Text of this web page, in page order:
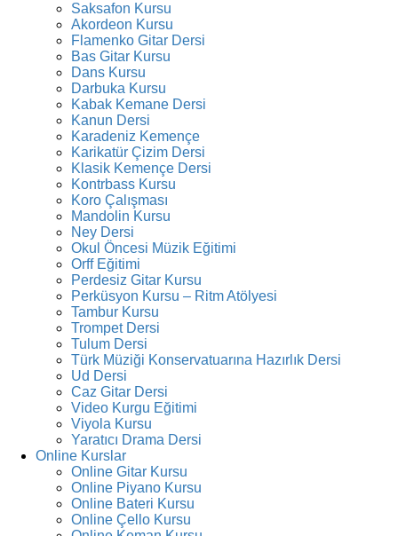
Saksafon Kursu
Akordeon Kursu
Flamenko Gitar Dersi
Bas Gitar Kursu
Dans Kursu
Darbuka Kursu
Kabak Kemane Dersi
Kanun Dersi
Karadeniz Kemençe
Karikatür Çizim Dersi
Klasik Kemençe Dersi
Kontrbass Kursu
Koro Çalışması
Mandolin Kursu
Ney Dersi
Okul Öncesi Müzik Eğitimi
Orff Eğitimi
Perdesiz Gitar Kursu
Perküsyon Kursu – Ritm Atölyesi
Tambur Kursu
Trompet Dersi
Tulum Dersi
Türk Müziği Konservatuarına Hazırlık Dersi
Ud Dersi
Caz Gitar Dersi
Video Kurgu Eğitimi
Viyola Kursu
Yaratıcı Drama Dersi
Online Kurslar
Online Gitar Kursu
Online Piyano Kursu
Online Bateri Kursu
Online Çello Kursu